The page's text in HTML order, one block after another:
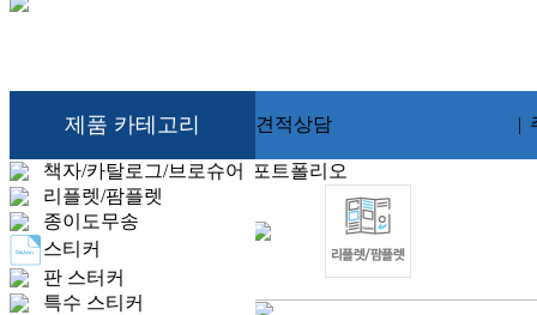
제품 카테고리 견적상담 |
책자/카탈로그/브로슈어
리플렛/팜플렛
종이도무송
스티커
판 스터커
특수 스티커
포트폴리오